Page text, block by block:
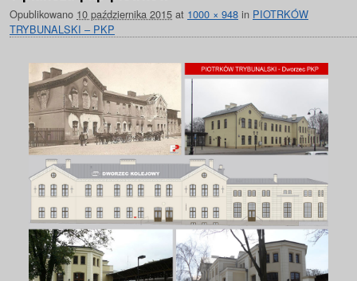
Opublikowano 10 października 2015 at 1000 × 948 in PIOTRKÓW
TRYBUNALSKI – PKP